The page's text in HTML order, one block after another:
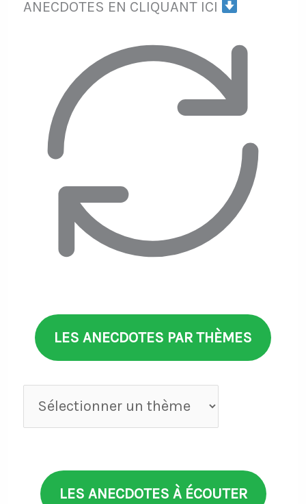
ANECDOTES EN CLIQUANT ICI
LES ANECDOTES PAR THÈMES
Anecdotes
par
LES ANECDOTES À ÉCOUTER